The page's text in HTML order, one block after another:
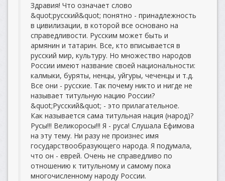
Здравия! Что означает слово
&quot;русский&quot; понятно - принадлежность
в цивилизации, в которой все основано на
справедливости. Русским может быть и
армянин и татарин. Все, кто вписывается в
русский мир, культуру. Но множество народов
России имеют название своей национальности:
калмыки, буряты, ненцы, уйгуры, чеченцы и т.д.
Все они - русские. Так почему никто и нигде не
называет титульную нацию России?
&quot;Русский&quot; - это прилагательное.
Как называется сама титульная нация (народ)?
Русы!!! Великоросы!!! Я - руса! Слушала Ефимова
на эту тему. Ни разу не произнес имя
государствообразующего народа. Я подумала,
что он - еврей. Очень не справедливо по
отношению к титульному и самому пока
многочисленному народу России.